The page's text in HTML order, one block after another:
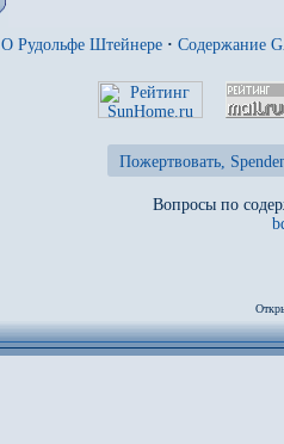
О Рудольфе Штейнере · Содержание
Пожертвовать,
Вопросы по